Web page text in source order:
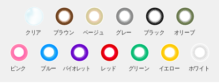
14.3mm
DIA
14.5mm
15.0mm
13.0mm 13.1mm 13.2mm
13.3mm 13.4mm 13.5mm
13.6mm 13.7mm 13.8mm
8.6mm
BC
8.7mm
8.8mm
MOISTURE
紫外線カット
UV CUT
ブルーライトカット
BLUE LIGHT CUT
シリコーン
CIRCLE
ナチュラル
NATURAL
ナチュラルハーフ
NATURAL HALF
ハーフ
HIGH LIGHT
ラメ入り
GLIITER
フチあり
LIMBAL RING
フチなし
クリア ブラウン ベージュ グレー ブラック オリーブ
ピンク ブルー バイオレット レッド グリーン イエロー ホワイト